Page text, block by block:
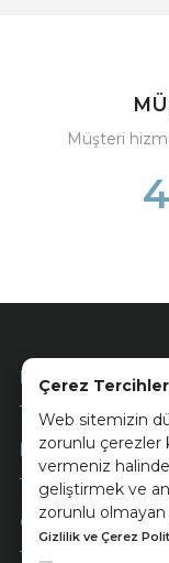
Çerez
Web sitemizin
zorunlu çerezler
vermeniz
geliştirmek ve
zorunlu olmayan
Gizlilik ve Çerez
Müşteri
Kurumsal
Müşteri
Ödeme